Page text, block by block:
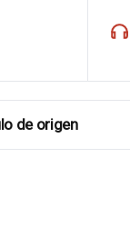
de origen